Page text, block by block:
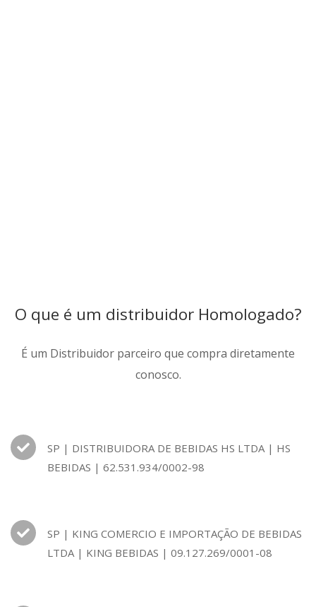
O que é um distribuidor Homologado?
É um Distribuidor parceiro que compra diretamente
conosco.
SP | DISTRIBUIDORA DE BEBIDAS HS LTDA | HS
BEBIDAS | 62.531.934/0002-98
SP | KING COMERCIO E IMPORTAÇÃO DE BEBIDAS
LTDA | KING BEBIDAS | 09.127.269/0001-08